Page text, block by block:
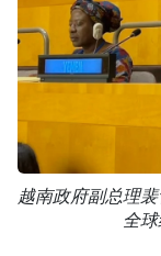
越南政府副总理
全